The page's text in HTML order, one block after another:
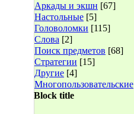
Аркады и экшн [67]
Настольные [5]
Головоломки [115]
Слова [2]
Поиск предметов [68]
Стратегии [15]
Другие [4]
Многопользовательские
Block title